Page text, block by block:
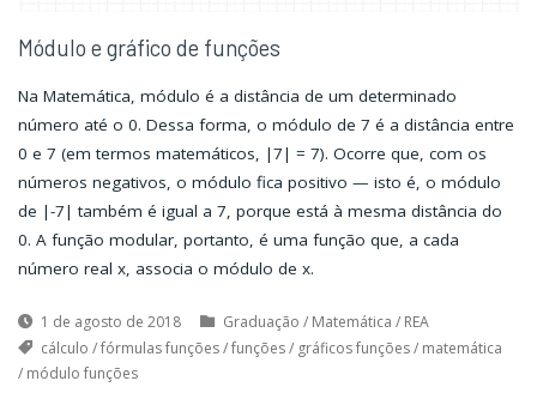
Módulo e gráfico de funções
Na Matemática, módulo é a distância de um determinado
número até o 0. Dessa forma, o módulo de 7 é a distância entre
0 e 7 (em termos matemáticos, |7| = 7). Ocorre que, com os
números negativos, o módulo fica positivo — isto é, o módulo
de |-7| também é igual a 7, porque está à mesma distância do
0. A função modular, portanto, é uma função que, a cada
número real x, associa o módulo de x.
1 de agosto de 2018 Graduação / Matemática / REA
cálculo /fórmulas funções/funções/ gráficos funções/ matemática
/ módulo funções